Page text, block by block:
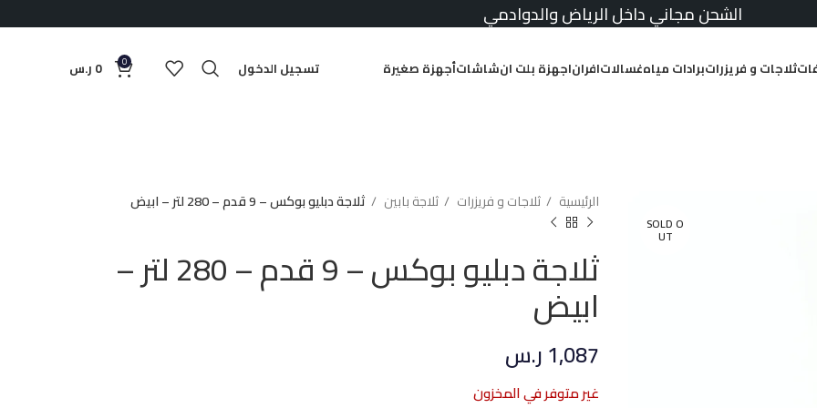
الشحن مجاني داخل الرياض والدوادمي
ثلاجات و فريزراتبرادات مياهغسالاتافراناجهزة بلت انشاشاتأجهزة صغيرة تسجيل الدخول 0
0 ر.س
SOLD O
UT
الرئيسية ثلاجات و فريزرات ثلاجة بابين ثلاجة دبليو بوكس – 9 قدم – 280 لتر – ابيض
ثلاجة دبليو بوكس – 9 قدم – 280 لتر –
ابيض
1,087ر.س
غير متوفر في المخزون